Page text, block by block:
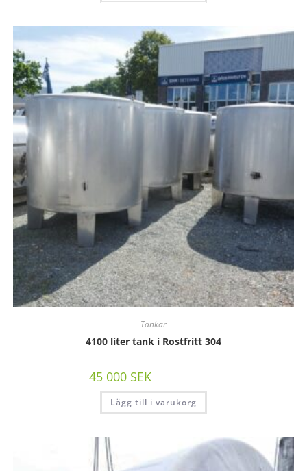
Tankar
4100 liter tank i Rostfritt 304
45 000 SEK
Lägg till i varukorg